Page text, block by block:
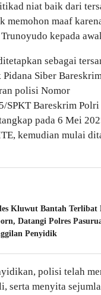
niat baik dari
memohon maaf
kepada
sebagai
Siber
polisi Nomor
SPKT Bareskrim
pada 6 Mei
kemudian mulai
Kluwut Bantah Terlibat
Datangi Polres
Penyidik
polisi telah
serta menyita